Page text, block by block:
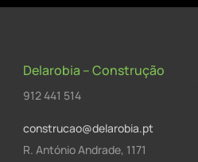
Delarobia – Construção
912 441 514
construcao@delarobia.pt
R. António Andrade, 1171